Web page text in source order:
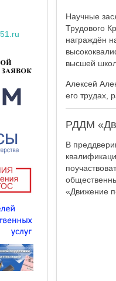
Научные
Трудового
награждён
высшей
Алексей
его трудах,
РДДМ
В
«Движение